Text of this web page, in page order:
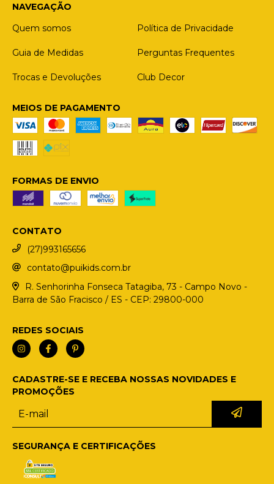
NAVEGAÇÃO
Quem somos
Política de Privacidade
Guia de Medidas Perguntas Frequentes
Trocas e Devoluções Club Decor
MEIOS DE PAGAMENTO
FORMAS DE ENVIO
CONTATO
(27)993165656
contato@puikids.com.br
R. Senhorinha Fonseca Tatagiba, 73 - Campo Novo -
Barra de São Fracisco / ES - CEP: 29800-000
REDES SOCIAIS
CADASTRE-SE E RECEBA NOSSAS NOVIDADES E
PROMOÇÕES
SEGURANÇA E CERTIFICAÇÕES